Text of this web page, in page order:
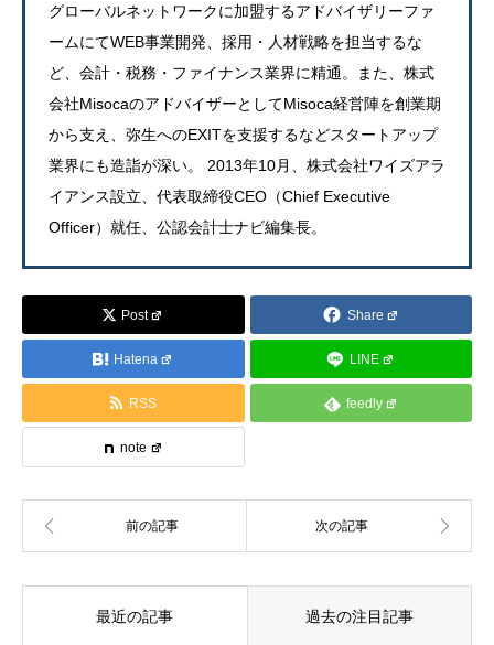
グローバルネットワークに加盟するアドバイザリーファ
ームにてWEB事業開発、採用・人材戦略を担当するな
ど、会計・税務・ファイナンス業界に精通。また、株式
会社MisocaのアドバイザーとしてMisoca経営陣を創業期
から支え、弥生へのEXITを支援するなどスタートアップ
業界にも造詣が深い。 2013年10月、株式会社ワイズアラ
イアンス設立、代表取締役CEO（Chief Executive
Officer）就任、公認会計士ナビ編集長。
Post Share
Hatena LINE
RSS feedly
note
最近の記事 過去の注目記事